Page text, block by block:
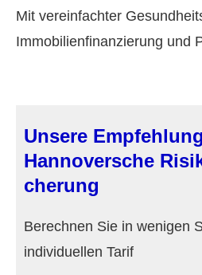
Mit vereinfachter
Immobilienfinanzierung und
Unsere
Hannoversche
che­rung
Berechnen Sie in wenigen
individuellen Tarif